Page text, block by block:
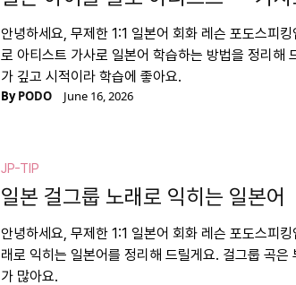
안녕하세요, 무제한 1:1 일본어 회화 레슨 포도스피
로 아티스트 가사로 일본어 학습하는 방법을 정리해
가 깊고 시적이라 학습에 좋아요.
ByPODO June 16, 2026
JP-TIP
일본 걸그룹 노래로 익히는 일본어
안녕하세요, 무제한 1:1 일본어 회화 레슨 포도스피
래로 익히는 일본어를 정리해 드릴게요. 걸그룹 곡은
가 많아요.